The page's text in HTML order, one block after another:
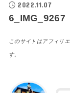
2022.11.07
6_IMG_9267
このサイトはアフィリ
す。